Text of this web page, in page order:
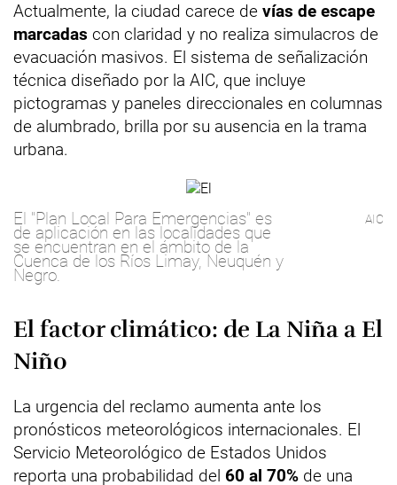
Actualmente, la ciudad carece de vías de escape
marcadas con claridad y no realiza simulacros de
evacuación masivos. El sistema de señalización
técnica diseñado por la AIC, que incluye
pictogramas y paneles direccionales en columnas
de alumbrado, brilla por su ausencia en la trama
urbana.
El "Plan Local Para Emergencias" es
de aplicación en las localidades que
se encuentran en el ámbito de la
Cuenca de los Ríos Limay, Neuquén y
Negro.
AIC
El factor climático: de La Niña a El
Niño
La urgencia del reclamo aumenta ante los
pronósticos meteorológicos internacionales. El
Servicio Meteorológico de Estados Unidos
reporta una probabilidad del 60 al 70% de una